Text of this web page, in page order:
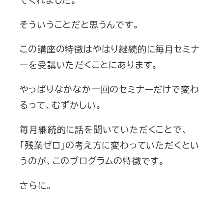
そういうことだと思うんです。
この講座の特徴はやはり継続的に毎月セミナ
ーを受講いただくことにあります。
やっぱりなかなか一回のセミナーだけで変わ
るって、むずかしい。
毎月継続的に話を聞いていただくことで、
「残業ゼロ」の考え方に変わっていただくとい
うのが、このプログラムの特徴です。
さらに。